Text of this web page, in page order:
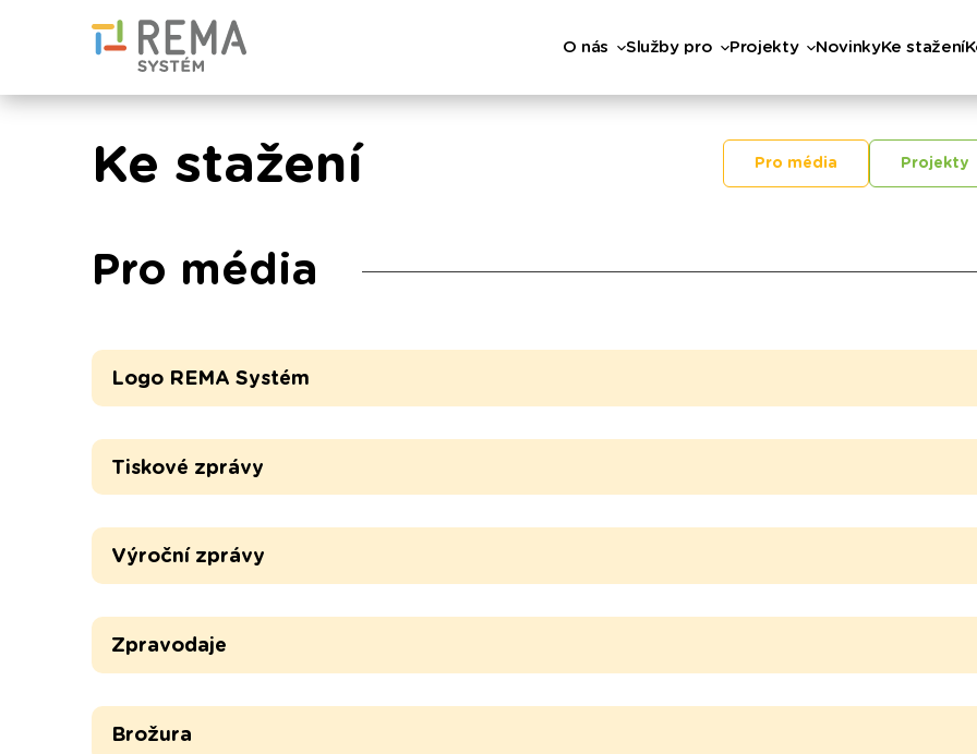
O nás Služby pro Projekty NovinkyKe stažení
Ke stažení Pro média Projekty
Pro média
Logo REMA Systém
Tiskové zprávy
Výroční zprávy
Zpravodaje
Brožura